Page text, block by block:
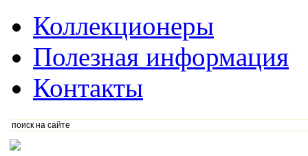
Коллекционеры
Полезная информация
Контакты